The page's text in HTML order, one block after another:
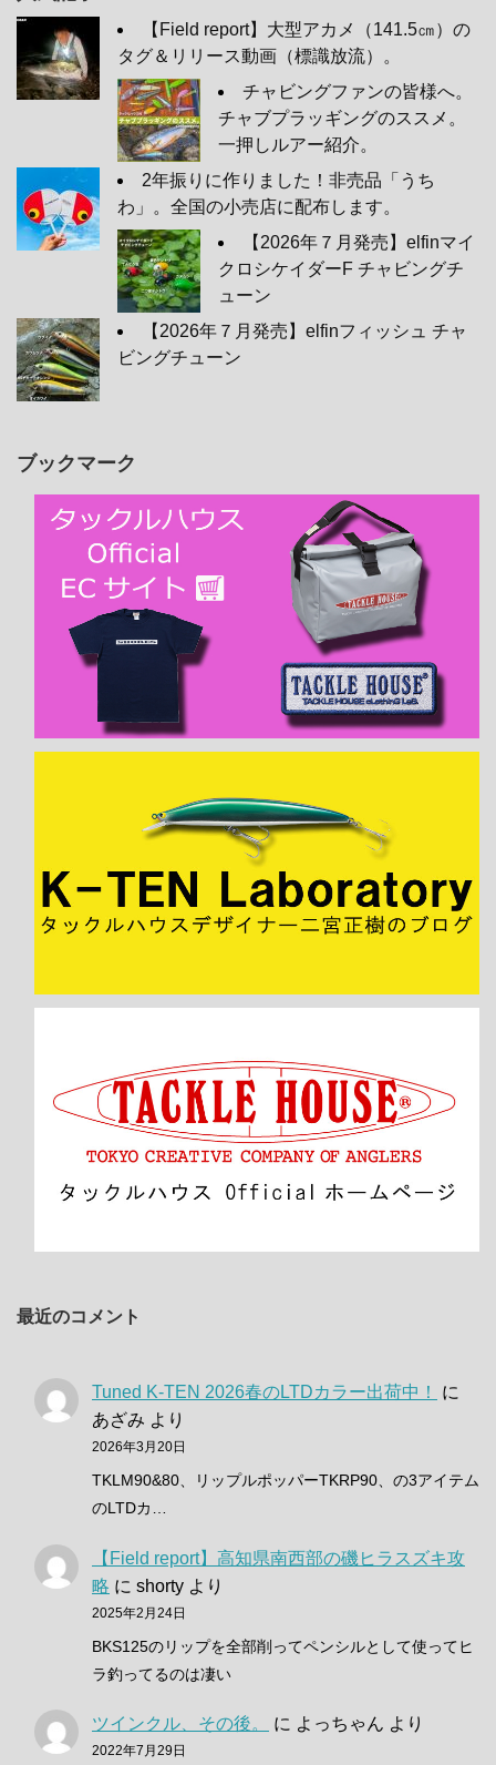
【Field report】大型アカメ（141.5㎝）の
タグ＆リリース動画（標識放流）。
チャビングファンの皆様へ。
チャブプラッギングのススメ。
一押しルアー紹介。
2年振りに作りました！非売品「うち
わ」。全国の小売店に配布します。
【2026年７月発売】elfinマイ
クロシケイダーF チャビングチ
ューン
【2026年７月発売】elfinフィッシュ チャ
ビングチューン
ブックマーク
最近のコメント
Tuned K-TEN 2026春のLTDカラー出荷中！
に
あざみ より
2026年3月20日
TKLM90&80、リップルポッパーTKRP90、の3アイテム
のLTDカ…
【Field report】高知県南西部の磯ヒラスズキ攻
略 に shorty より
2025年2月24日
BKS125のリップを全部削ってペンシルとして使ってヒ
ラ釣ってるのは凄い
ツインクル、その後。 に よっちゃん より
2022年7月29日